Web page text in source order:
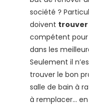
société ?
doivent trouver
compétent
dans les
Seulement il
trouver le bon
salle de bain à
à remplacer…